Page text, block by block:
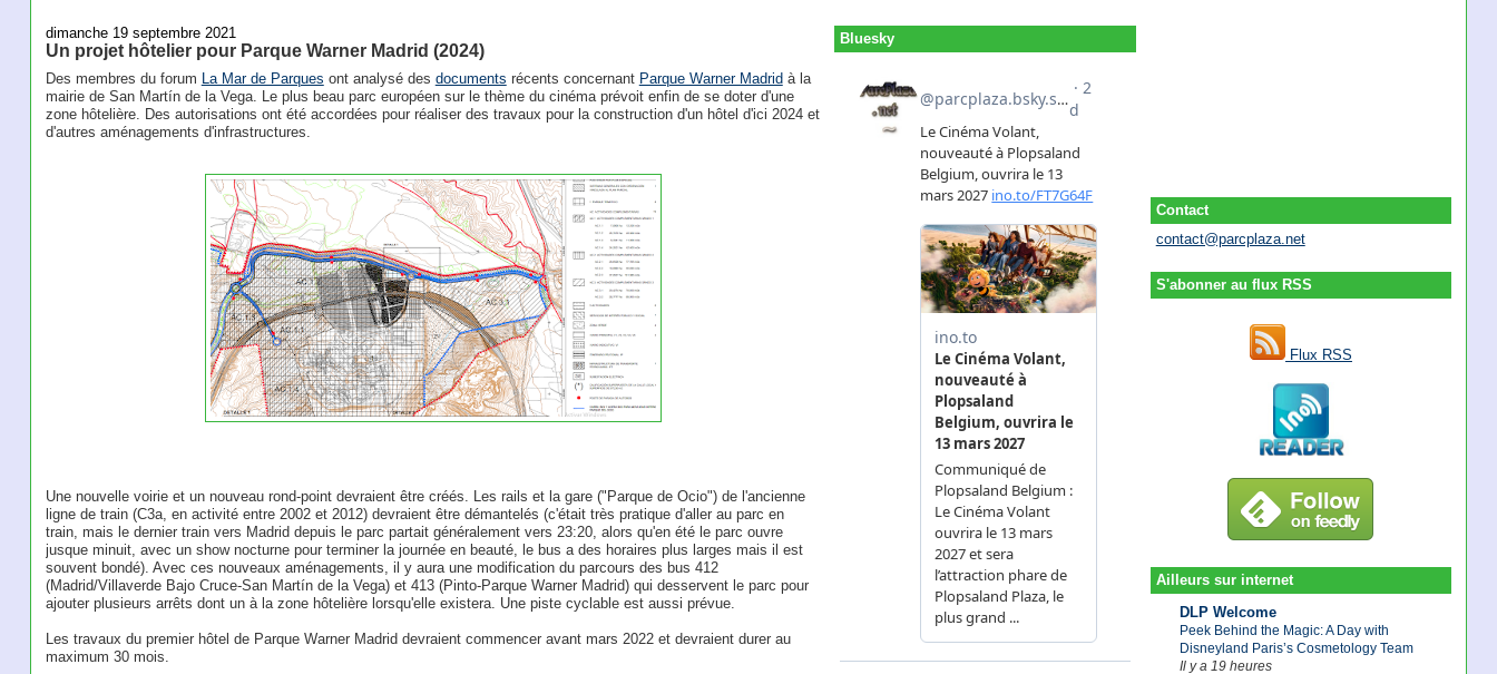
Contact
contact@parcplaza.net
S'abonner au flux RSS
Flux RSS
Ailleurs sur internet
DLP Welcome
Peek Behind the Magic: A Day with
Disneyland Paris’s Cosmetology Team
Il y a 19 heures
dimanche 19 septembre 2021
Un projet hôtelier pour Parque Warner Madrid (2024)
Des membres du forum La Mar de Parques ont analysé des documents récents concernant Parque Warner Madrid à la
mairie de San Martín de la Vega. Le plus beau parc européen sur le thème du cinéma prévoit enfin de se doter d'une
zone hôtelière. Des autorisations ont été accordées pour réaliser des travaux pour la construction d'un hôtel d'ici 2024 et
d'autres aménagements d'infrastructures.
Une nouvelle voirie et un nouveau rond-point devraient être créés. Les rails et la gare ("Parque de Ocio") de l'ancienne
ligne de train (C3a, en activité entre 2002 et 2012) devraient être démantelés (c'était très pratique d'aller au parc en
train, mais le dernier train vers Madrid depuis le parc partait généralement vers 23:20, alors qu'en été le parc ouvre
jusque minuit, avec un show nocturne pour terminer la journée en beauté, le bus a des horaires plus larges mais il est
souvent bondé). Avec ces nouveaux aménagements, il y aura une modification du parcours des bus 412
(Madrid/Villaverde Bajo Cruce-San Martín de la Vega) et 413 (Pinto-Parque Warner Madrid) qui desservent le parc pour
ajouter plusieurs arrêts dont un à la zone hôtelière lorsqu'elle existera. Une piste cyclable est aussi prévue.
Les travaux du premier hôtel de Parque Warner Madrid devraient commencer avant mars 2022 et devraient durer au
maximum 30 mois.
Bluesky